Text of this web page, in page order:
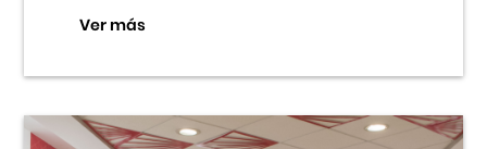
Ver más